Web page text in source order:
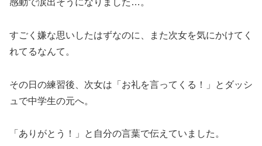
感動で涙出そうになりました…。
すごく嫌な思いしたはずなのに、また次女を気にかけてく
れてるなんて。
その日の練習後、次女は「お礼を言ってくる！」とダッシ
ュで中学生の元へ。
「ありがとう！」と自分の言葉で伝えていました。